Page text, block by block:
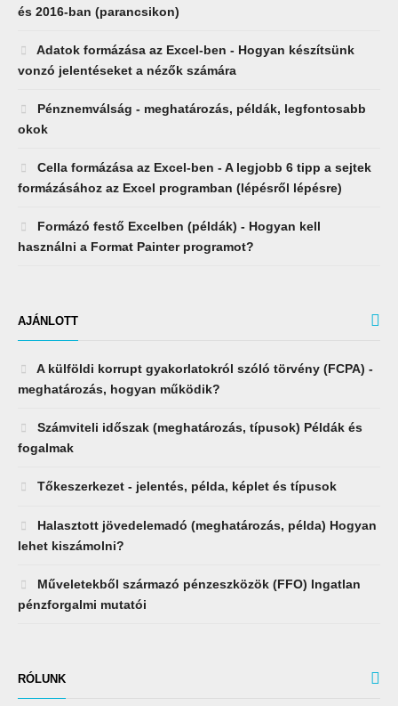
és 2016-ban (parancsikon)
Adatok formázása az Excel-ben - Hogyan készítsünk
vonzó jelentéseket a nézők számára
Pénznemválság - meghatározás, példák, legfontosabb
okok
Cella formázása az Excel-ben - A legjobb 6 tipp a sejtek
formázásához az Excel programban (lépésről lépésre)
Formázó festő Excelben (példák) - Hogyan kell
használni a Format Painter programot?
AJÁNLOTT
A külföldi korrupt gyakorlatokról szóló törvény (FCPA) -
meghatározás, hogyan működik?
Számviteli időszak (meghatározás, típusok) Példák és
fogalmak
Tőkeszerkezet - jelentés, példa, képlet és típusok
Halasztott jövedelemadó (meghatározás, példa) Hogyan
lehet kiszámolni?
Műveletekből származó pénzeszközök (FFO) Ingatlan
pénzforgalmi mutatói
RÓLUNK